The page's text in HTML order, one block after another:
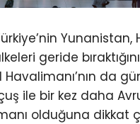
Yunanistan,
geride bıraktığını
da
ile bir kez daha
olduğuna dikkat